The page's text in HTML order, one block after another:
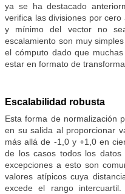
ya se ha destacado
verifica las divisiones por
y mínimo del vector no
escalamiento son muy
el cómputo dado que
estar en formato de
Escalabilidad robusta
Esta forma de normalización
en su salida al proporcionar
más allá de -1,0 y +1,0 en
de los casos todos los
excepciones a esto son
valores atípicos cuya
excede el rango